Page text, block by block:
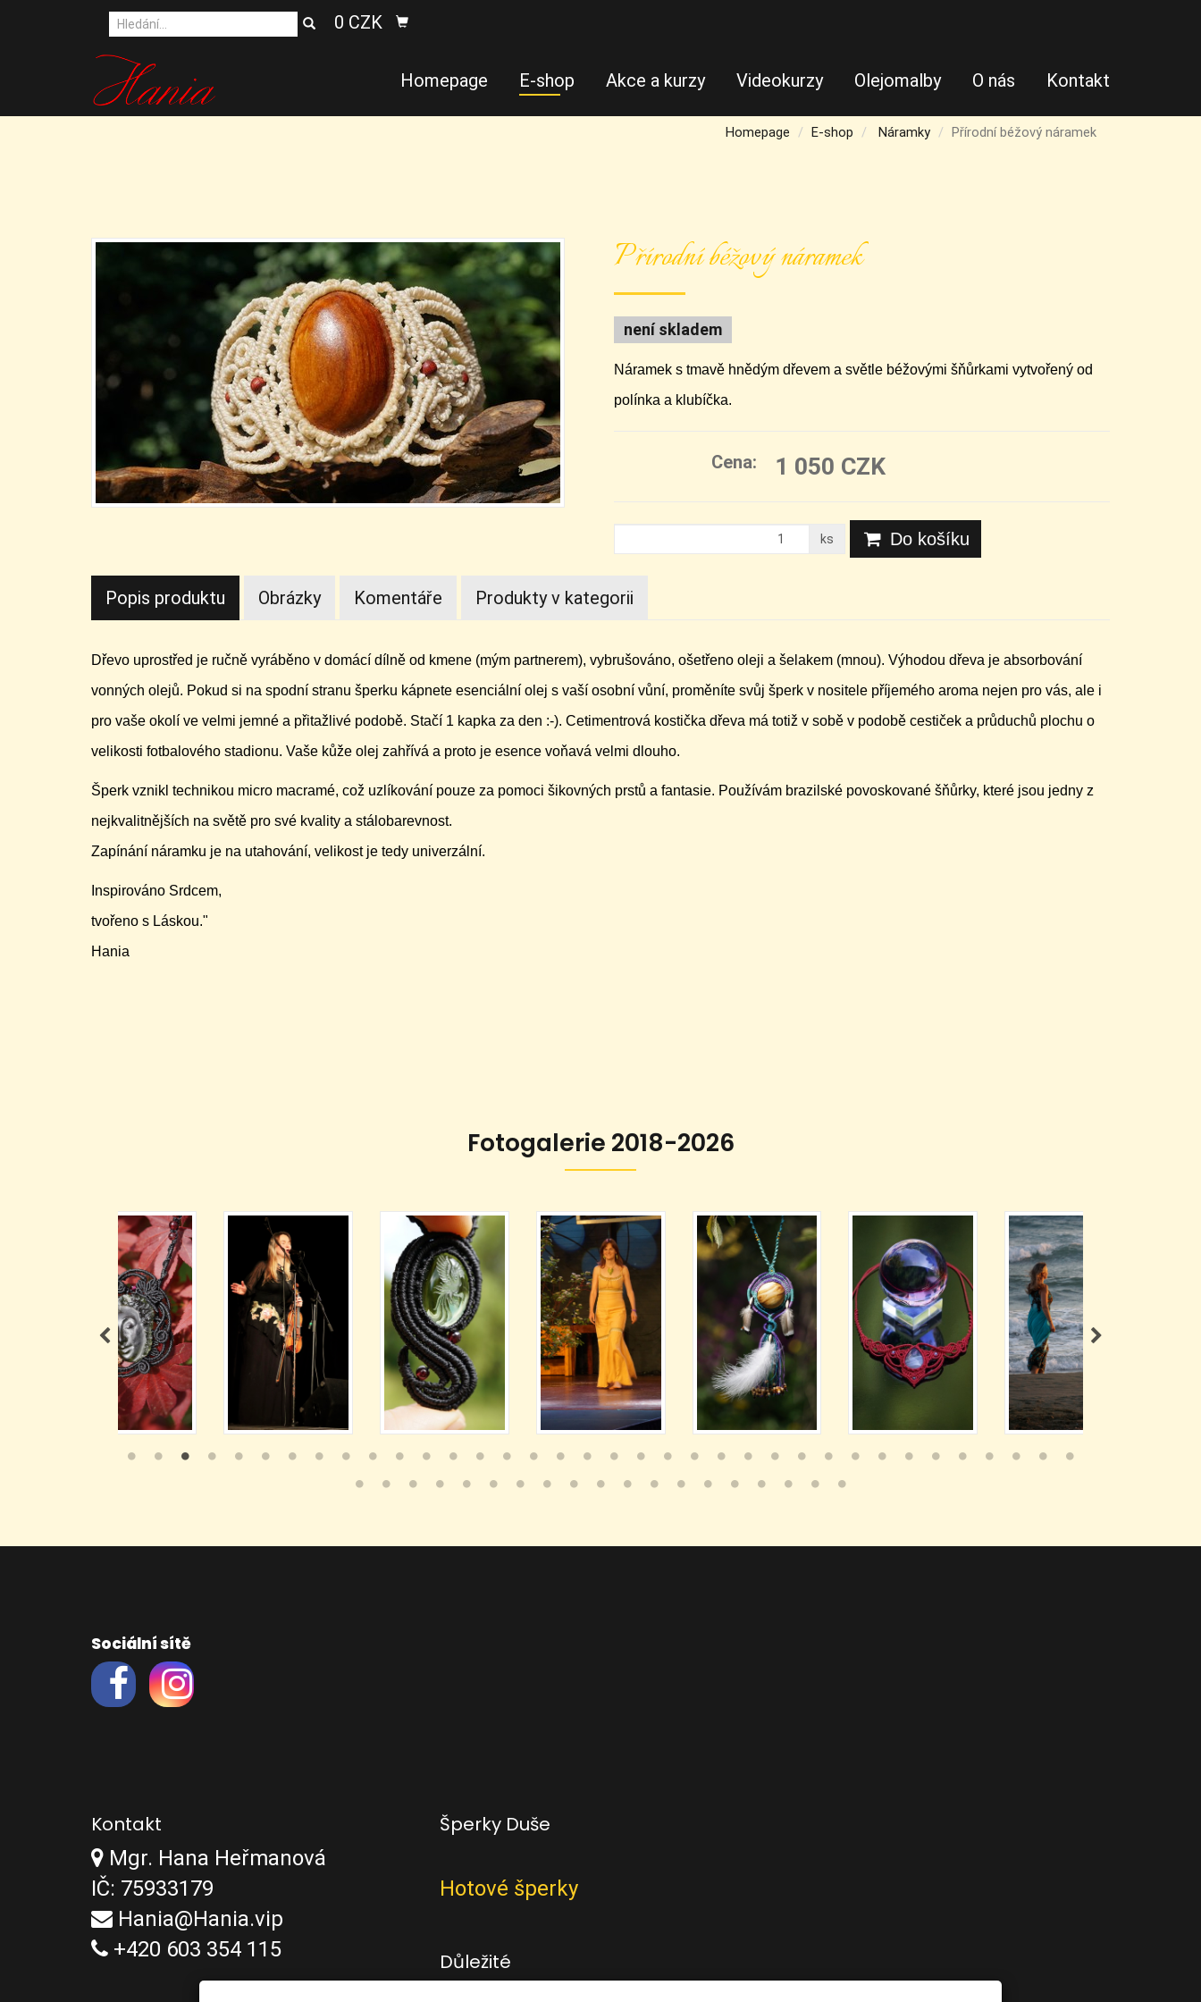
0 CZK
Homepage E-shop Akce a kurzy Videokurzy Olejomalby O nás Kontakt
Homepage E-shop Náramky Přírodní béžový náramek
Přírodní béžový náramek
není skladem
Náramek s tmavě hnědým dřevem a světle béžovými šňůrkami vytvořený od
polínka a klubíčka.
Cena: 1 050 CZK
ks Do košíku
Popis produktu Obrázky Komentáře Produkty v kategorii
Dřevo uprostřed je ručně vyráběno v domácí dílně od kmene (mým partnerem), vybrušováno, ošetřeno oleji a šelakem (mnou). Výhodou dřeva je absorbování
vonných olejů. Pokud si na spodní stranu šperku kápnete esenciální olej s vaší osobní vůní, proměníte svůj šperk v nositele příjemého aroma nejen pro vás, ale i
pro vaše okolí ve velmi jemné a přitažlivé podobě. Stačí 1 kapka za den :-). Cetimentrová kostička dřeva má totiž v sobě v podobě cestiček a průduchů plochu o
velikosti fotbalového stadionu. Vaše kůže olej zahřívá a proto je esence voňavá velmi dlouho.
Šperk vznikl technikou micro macramé, což uzlíkování pouze za pomoci šikovných prstů a fantasie. Používám brazilské povoskované šňůrky, které jsou jedny z
nejkvalitnějších na světě pro své kvality a stálobarevnost.
Zapínání náramku je na utahování, velikost je tedy univerzální.
Inspirováno Srdcem,
tvořeno s Láskou."
Hania
Fotogalerie 2018-2026
Sociální sítě
Kontakt
Mgr. Hana Heřmanová
IČ: 75933179
Hania@Hania.vip
+420 603 354 115
Šperky Duše
Hotové šperky
Důležité